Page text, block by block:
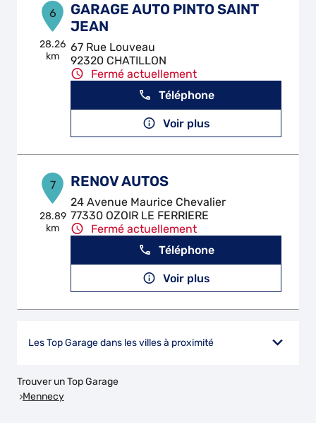
6
28.26
km
GARAGE AUTO PINTO SAINT
JEAN
67 Rue Louveau
92320 CHATILLON
Fermé actuellement
Téléphone
Voir plus
7
28.89
km
RENOV AUTOS
24 Avenue Maurice Chevalier
77330 OZOIR LE FERRIERE
Fermé actuellement
Téléphone
Voir plus
Les Top Garage dans les villes à proximité
Trouver un Top Garage
Mennecy